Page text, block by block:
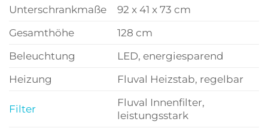
Unterschrankmaße
92 x 41 x 73 cm
Gesamthöhe
128 cm
Beleuchtung
LED, energiesparend
Heizung
Fluval Heizstab, regelbar
Filter
Fluval Innenfilter,
leistungsstark